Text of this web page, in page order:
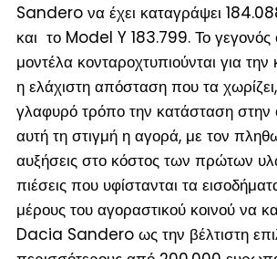
Sandero να έχει καταγράψει
και το Model Y 183.799. Το γεγονός
μοντέλα κονταροχτυπιούνται για
η ελάχιστη απόσταση που τα
γλαφυρό τρόπο την κατάσταση στην
αυτή τη στιγμή η αγορά, με τον
αυξήσεις στο κόστος των πρώτων
πιέσεις που υφίστανται τα
μέρους του αγοραστικού κοινού να
Dacia Sandero ως την βέλτιστη